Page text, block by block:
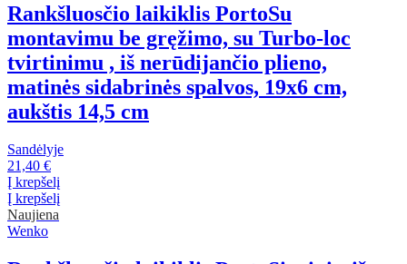
Rankšluosčio laikiklis PortoSu
montavimu be gręžimo, su Turbo-loc
tvirtinimu , iš nerūdijančio plieno,
matinės sidabrinės spalvos, 19x6 cm,
aukštis 14,5 cm
Sandėlyje
21,40 €
Į krepšelį
Į krepšelį
Naujiena
Wenko